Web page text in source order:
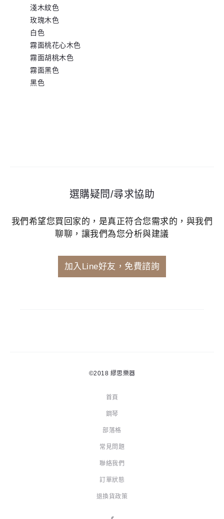
淺木紋色
玫瑰木色
白色
霧面桃花心木色
霧面胡桃木色
霧面黑色
黑色
選購疑問/尋求協助
我們希望您買回家的，是真正符合您需求的，與我們
聊聊，讓我們為您分析與建議
加入Line好友，免費諮詢
©2018 繆思樂器
首頁
鋼琴
部落格
常見問題
聯絡我們
訂單狀態
退換貨政策